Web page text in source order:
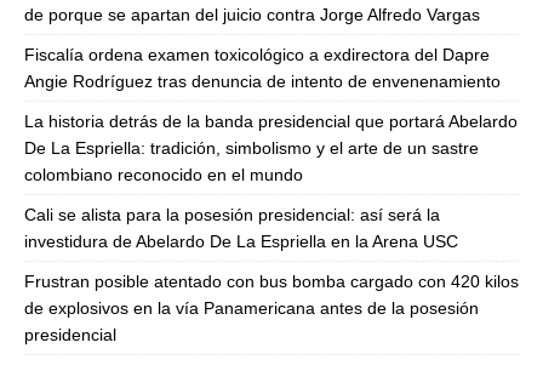
de porque se apartan del juicio contra Jorge Alfredo Vargas
Fiscalía ordena examen toxicológico a exdirectora del Dapre
Angie Rodríguez tras denuncia de intento de envenenamiento
La historia detrás de la banda presidencial que portará Abelardo
De La Espriella: tradición, simbolismo y el arte de un sastre
colombiano reconocido en el mundo
Cali se alista para la posesión presidencial: así será la
investidura de Abelardo De La Espriella en la Arena USC
Frustran posible atentado con bus bomba cargado con 420 kilos
de explosivos en la vía Panamericana antes de la posesión
presidencial